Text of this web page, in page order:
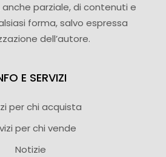
parziale, di contenuti e
forma, salvo espressa
dell’autore.
E SERVIZI
per chi acquista
per chi vende
Notizie